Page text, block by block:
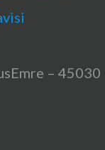
– 45030